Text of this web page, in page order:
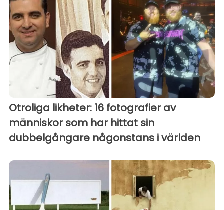
Otroliga likheter: 16 fotografier av
människor som har hittat sin
dubbelgångare någonstans i världen